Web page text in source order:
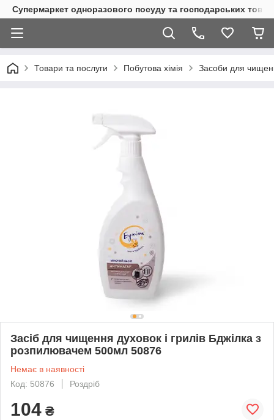
Супермаркет одноразового посуду та господарських
Товари та послуги Побутова хімія Засоби для
Засіб для чищення духовок і грилів Бджілка з
розпилювачем 500мл 50876
Немає в наявності
Код: 50876
Роздріб
104 ₴